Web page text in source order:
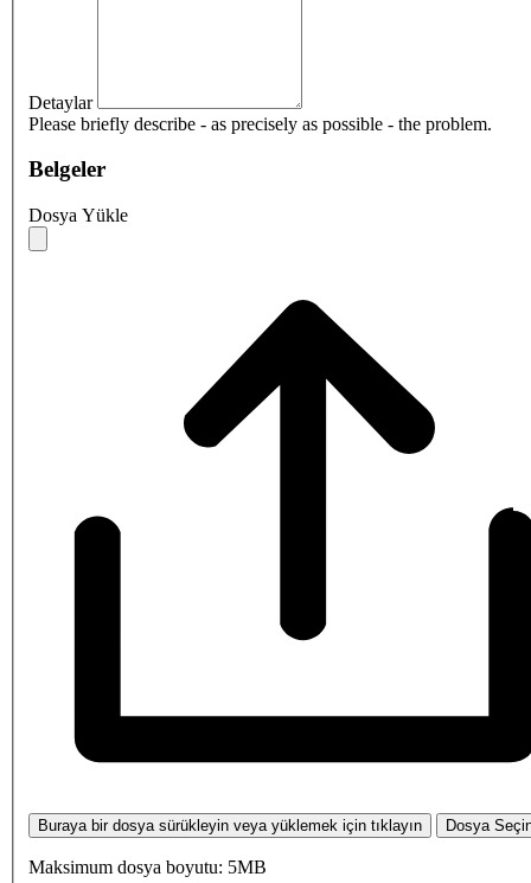
Detaylar
Please briefly describe - as precisely as possible - the problem.
Belgeler
Dosya Yükle
Buraya bir dosya sürükleyin veya yüklemek için tıklayın Dosya
Maksimum dosya boyutu: 5MB